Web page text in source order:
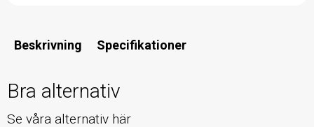
Beskrivning Specifikationer
Bra alternativ
Se våra alternativ här